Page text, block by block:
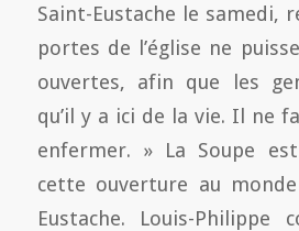
Saint-Eustache le samedi,
portes de l’église ne
ouvertes, afin que les
qu’il y a ici de la vie. Il ne
enfermer. » La Soupe
cette ouverture au
Eustache. Louis-Philippe